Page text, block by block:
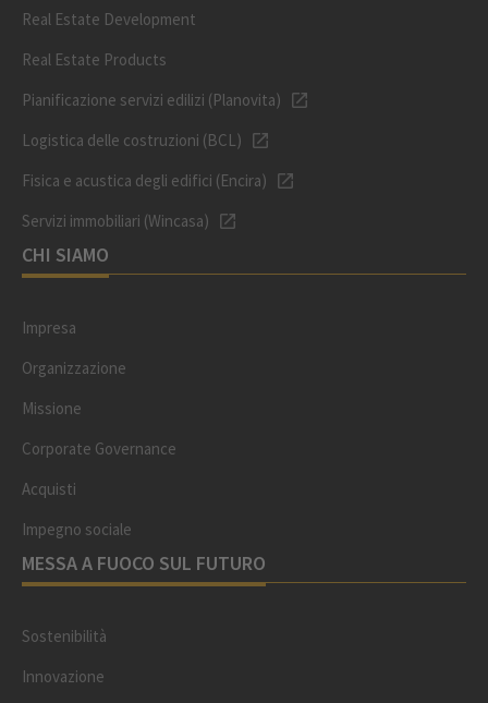
Real Estate Development
Real Estate Products
Pianificazione servizi edilizi (Planovita)
Logistica delle costruzioni (BCL)
Fisica e acustica degli edifici (Encira)
Servizi immobiliari (Wincasa)
CHI SIAMO
Impresa
Organizzazione
Missione
Corporate Governance
Acquisti
Impegno sociale
MESSA A FUOCO SUL FUTURO
Sostenibilità
Innovazione